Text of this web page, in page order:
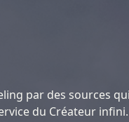
par des sources
du Créateur